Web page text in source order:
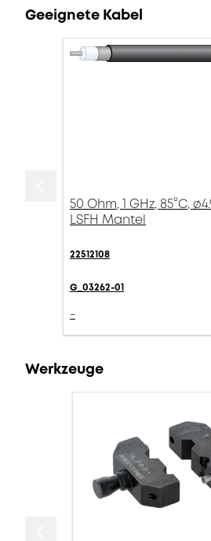
Geeignete Kabel
50 Ohm, 1 GHz, 85°C,
LSFH Mantel
22512108
G_03262-01
-
Werkzeuge